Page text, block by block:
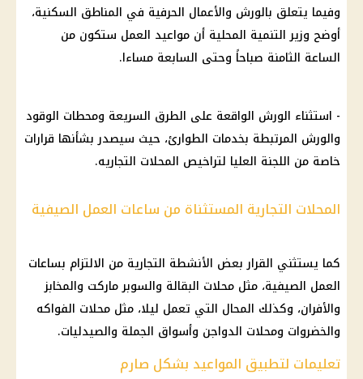
وفيما يتعلق بالورش والأعمال الحرفية في المناطق السكنية،
أوضح وزير التنمية المحلية أن مواعيد العمل ستكون من
الساعة الثامنة صباحاً وحتى السابعة مساءا.
- استثناء الورش الواقعة على الطرق السريعة ومحطات الوقود
والورش المرتبطة بخدمات الطوارئ، حيث سيصدر بشأنها قرارات
خاصة من اللجنة العليا لتراخيص المحلات التجاريه.
المحلات التجارية المستثناة من ساعات العمل الصيفية
كما يستثني القرار بعض الأنشطة التجارية من الالتزام بساعات
العمل الصيفية، مثل محلات البقالة والسوبر ماركت والمخابز
والأفران، وكذلك المحال التي تعمل ليلا، مثل محلات الفواكه
والخضروات ومحلات الدواجن وأسواق الجملة والصيدليات.
تعليمات لتطبيق المواعيد بشكل صارم